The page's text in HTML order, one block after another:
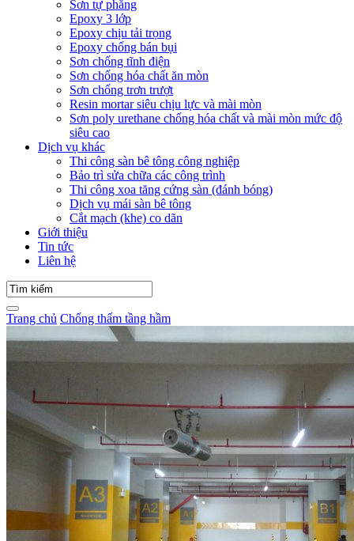
Sơn tự phẳng
Epoxy 3 lớp
Epoxy chịu tải trọng
Epoxy chống bán bụi
Sơn chống tĩnh điện
Sơn chống hóa chất ăn mòn
Sơn chống trơn trượt
Resin mortar siêu chịu lực và mài mòn
Sơn poly urethane chống hóa chất và mài mòn mức độ
siêu cao
Dịch vụ khác
Thi công sàn bê tông công nghiệp
Bảo trì sửa chữa các công trình
Thi công xoa tăng cứng sàn (đánh bóng)
Dịch vụ mái sàn bê tông
Cắt mạch (khe) co dãn
Giới thiệu
Tin tức
Liên hệ
Trang chủ Chống thấm tầng hầm